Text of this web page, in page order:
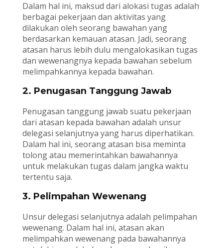
Dalam hal ini, maksud dari alokasi tugas adalah
berbagai pekerjaan dan aktivitas yang
dilakukan oleh seorang bawahan yang
berdasarkan kemauan atasan. Jadi, seorang
atasan harus lebih dulu mengalokasikan tugas
dan wewenangnya kepada bawahan sebelum
melimpahkannya kepada bawahan.
2. Penugasan Tanggung Jawab
Penugasan tanggung jawab suatu pekerjaan
dari atasan kepada bawahan adalah unsur
delegasi selanjutnya yang harus diperhatikan.
Dalam hal ini, seorang atasan bisa meminta
tolong atau memerintahkan bawahannya
untuk melakukan tugas dalam jangka waktu
tertentu saja.
3. Pelimpahan Wewenang
Unsur delegasi selanjutnya adalah pelimpahan
wewenang. Dalam hal ini, atasan akan
melimpahkan wewenang pada bawahannya